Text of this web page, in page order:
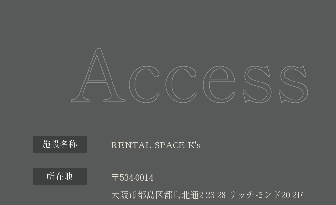
Access
施設名称 RENTAL SPACE K's
所在地
〒534-0014
大阪市都島区都島北通2-23-28 リッチモンド20 2F